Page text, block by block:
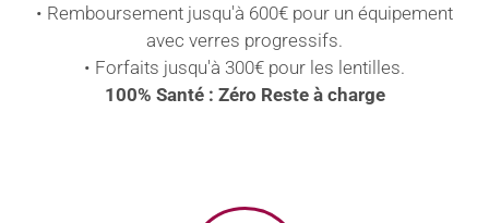
• Remboursement jusqu'à 600€ pour un équipement
avec verres progressifs.
• Forfaits jusqu'à 300€ pour les lentilles.
100% Santé : Zéro Reste à charge